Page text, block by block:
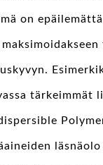
on
tärkeimmät
läsnäolo